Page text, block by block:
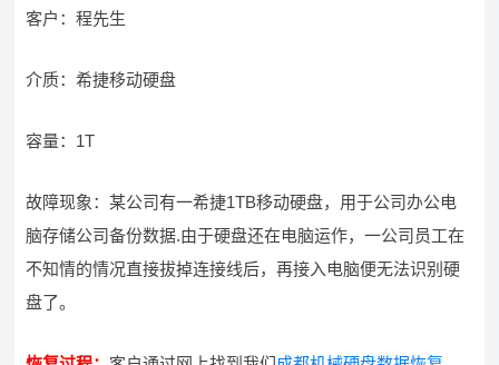
客户：程先生
介质：希捷移动硬盘
容量：1T
故障现象：某公司有一希捷1TB移动硬盘，用于公司办公电
脑存储公司备份数据.由于硬盘还在电脑运作，一公司员工在
不知情的情况直接拔掉连接线后，再接入电脑便无法识别硬
盘了。